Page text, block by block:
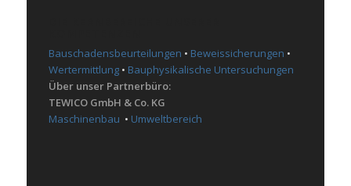
Bauschadensbeurteilungen • Beweissicherungen •
Wertermittlung • Bauphysikalische Untersuchungen
Über unser Partnerbüro:
TEWICO GmbH & Co. KG
Maschinenbau • Umweltbereich